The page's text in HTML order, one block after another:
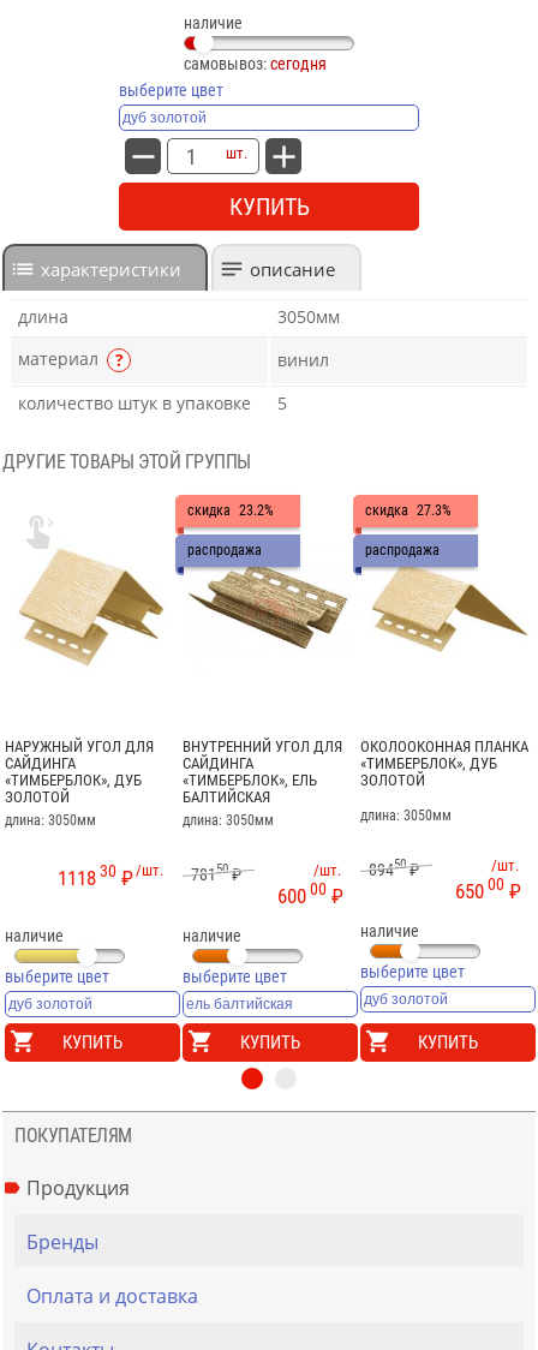
наличие
самовывоз:сегодня
выберите цвет
шт.
КУПИТЬ
характеристики описание
длина
3050мм
материал
?
винил
количество штук в упаковке
5
ДРУГИЕ ТОВАРЫ ЭТОЙ ГРУППЫ
НАРУЖНЫЙ УГОЛ ДЛЯ
САЙДИНГА
«ТИМБЕРБЛОК», ДУБ
ЗОЛОТОЙ
длина: 3050мм
/шт.
111830 ₽
наличие
выберите цвет
КУПИТЬ
скидка 23.2%
распродажа
ВНУТРЕННИЙ УГОЛ ДЛЯ
САЙДИНГА
«ТИМБЕРБЛОК», ЕЛЬ
БАЛТИЙСКАЯ
длина: 3050мм
78150₽ /шт.
60000 ₽
наличие
выберите цвет
КУПИТЬ
скидка 27.3%
распродажа
ОКОЛООКОННАЯ ПЛАНКА
«ТИМБЕРБЛОК», ДУБ
ЗОЛОТОЙ
длина: 3050мм
89450₽ /шт.
65000 ₽
наличие
выберите цвет
КУПИТЬ

ПОКУПАТЕЛЯМ
Продукция
Бренды
Оплата и доставка